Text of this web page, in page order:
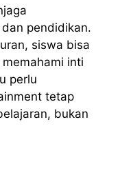
pendidikan.
siswa bisa
inti
perlu
tetap
bukan